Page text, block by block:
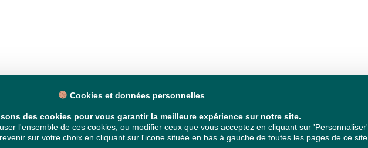
Cookies et données personnelles
des cookies pour vous garantir la meilleure expérience sur notre site.
l'ensemble de ces cookies, ou modifier ceux que vous acceptez en cliquant sur 'Personnaliser'.
sur votre choix en cliquant sur l'icone située en bas à gauche de toutes les pages de ce site.